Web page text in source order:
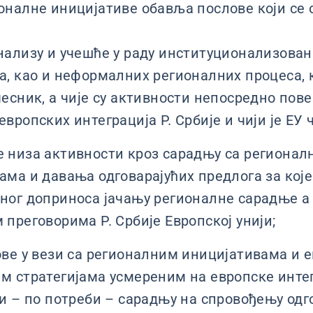
иницијативе обавља послове који се
и учешће у раду
као и неформалних регионалних процеса,
а чије су активности непосредно
интеграција Р. Србије и чији је ЕУ
низа активности кроз сарадњу са
и давања одговарајућих предлога за
доприноса јачању регионалне сарадње
Р. Србије Европској унији;
у вези са регионалним иницијативама и
стратегијама усмереним на европске
– по потреби – сарадњу на спровођењу